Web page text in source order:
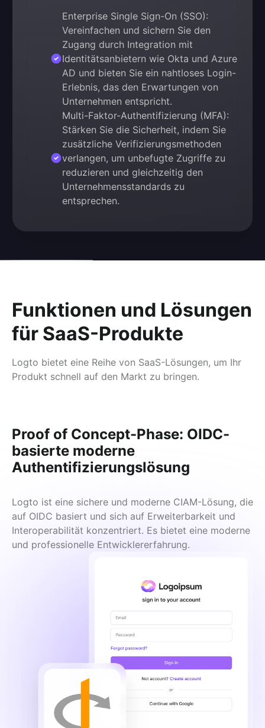
Enterprise Single Sign-On (SSO):
Vereinfachen und sichern Sie den
Zugang durch Integration mit
Identitätsanbietern wie Okta und Azure
AD und bieten Sie ein nahtloses Login-
Erlebnis, das den Erwartungen von
Unternehmen entspricht.
Multi-Faktor-Authentifizierung (MFA):
Stärken Sie die Sicherheit, indem Sie
zusätzliche Verifizierungsmethoden
verlangen, um unbefugte Zugriffe zu
reduzieren und gleichzeitig den
Unternehmensstandards zu
entsprechen.
Funktionen und Lösungen
für SaaS-Produkte
Logto bietet eine Reihe von SaaS-Lösungen, um Ihr
Produkt schnell auf den Markt zu bringen.
Proof of Concept-Phase: OIDC-
basierte moderne
Authentifizierungslösung
Logto ist eine sichere und moderne CIAM-Lösung, die
auf OIDC basiert und sich auf Erweiterbarkeit und
Interoperabilität konzentriert. Es bietet eine moderne
und professionelle Entwicklererfahrung.